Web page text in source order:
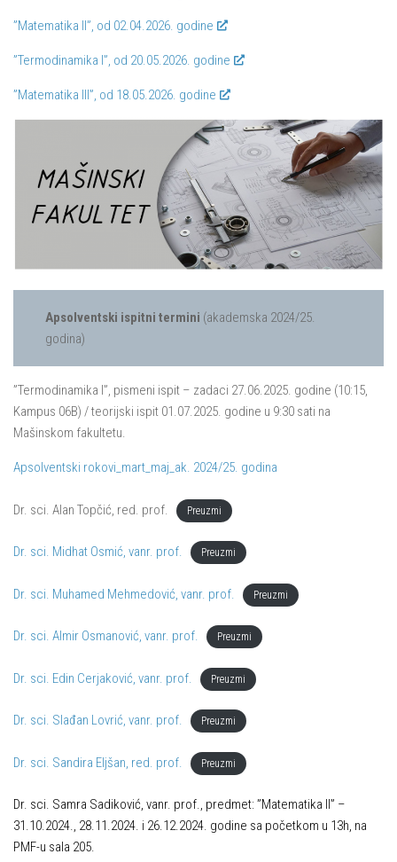
”Matematika II”, od 02.04.2026. godine
”Termodinamika I”, od 20.05.2026. godine
”Matematika III”, od 18.05.2026. godine
Apsolventski ispitni termini (akademska 2024/25.
godina)
”Termodinamika I”, pismeni ispit – zadaci 27.06.2025. godine (10:15,
Kampus 06B) / teorijski ispit 01.07.2025. godine u 9:30 sati na
Mašinskom fakultetu.
Apsolventski rokovi_mart_maj_ak. 2024/25. godina
Dr. sci. Alan Topčić, red. prof. Preuzmi
Dr. sci. Midhat Osmić, vanr. prof. Preuzmi
Dr. sci. Muhamed Mehmedović, vanr. prof. Preuzmi
Dr. sci. Almir Osmanović, vanr. prof. Preuzmi
Dr. sci. Edin Cerjaković, vanr. prof. Preuzmi
Dr. sci. Slađan Lovrić, vanr. prof. Preuzmi
Dr. sci. Sandira Eljšan, red. prof. Preuzmi
Dr. sci. Samra Sadiković, vanr. prof., predmet: ”Matematika II” –
31.10.2024., 28.11.2024. i 26.12.2024. godine sa početkom u 13h, na
PMF-u sala 205.